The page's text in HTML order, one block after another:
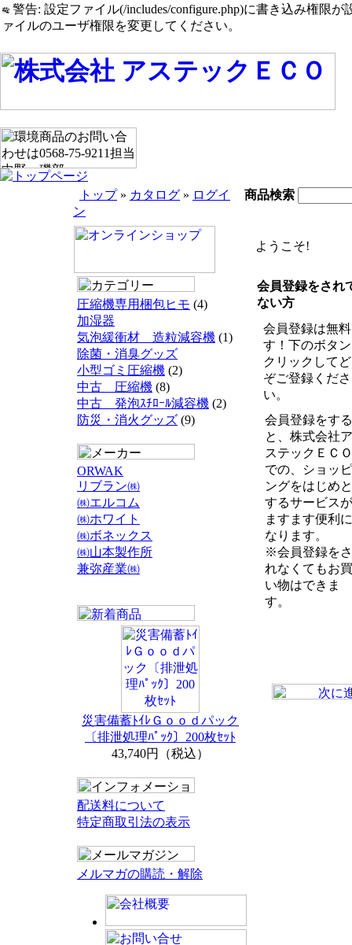
警告: 設定ファイル(/includes/configure.php)に書き込み権限が
ァイルのユーザ権限を変更してください。
トップ» カタログ » ログイ
ン
商品検索
圧縮機専用梱包ヒモ (4)
加湿器
気泡緩衝材 造粒減容機 (1)
除菌・消臭グッズ
小型ゴミ圧縮機 (2)
中古 圧縮機 (8)
中古 発泡ｽﾁﾛｰﾙ減容機 (2)
防災・消火グッズ (9)
ORWAK
リブラン㈱
㈱エルコム
㈱ホワイト
㈱ボネックス
㈱山本製作所
兼弥産業㈱
災害備蓄ﾄｲﾚＧｏｏｄパック
〔排泄処理ﾊﾟｯｸ〕200枚ｾｯﾄ
43,740円（税込）
配送料について
特定商取引法の表示
メルマガの購読・解除
ようこそ!
会員登録をされ
ない方
会員登録は無
す！下のボタ
クリックして
ぞご登録くださ
い。
会員登録をする
と、株式会社ア
ステックＥＣＯ
での、ショッピ
ングをはじめと
するサービスが
ますます便利に
なります。
※会員登録をさ
れなくてもお買
い物はできま
す。